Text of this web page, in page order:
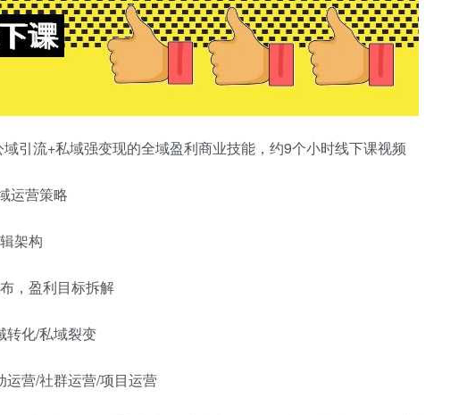
引流+私域强变现的全域盈利商业技能，约9个小时线下课视频
运营策略
架构
，盈利目标拆解
转化/私域裂变
营/社群运营/项目运营